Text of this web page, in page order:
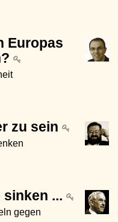
Europas
zu sein
...
gegen